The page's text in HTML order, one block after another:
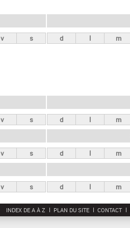
r
c
v s d l m
v s d l m
v s d l m
v s d l m
INDEX DE A À Z PLAN DU SITE CONTACT